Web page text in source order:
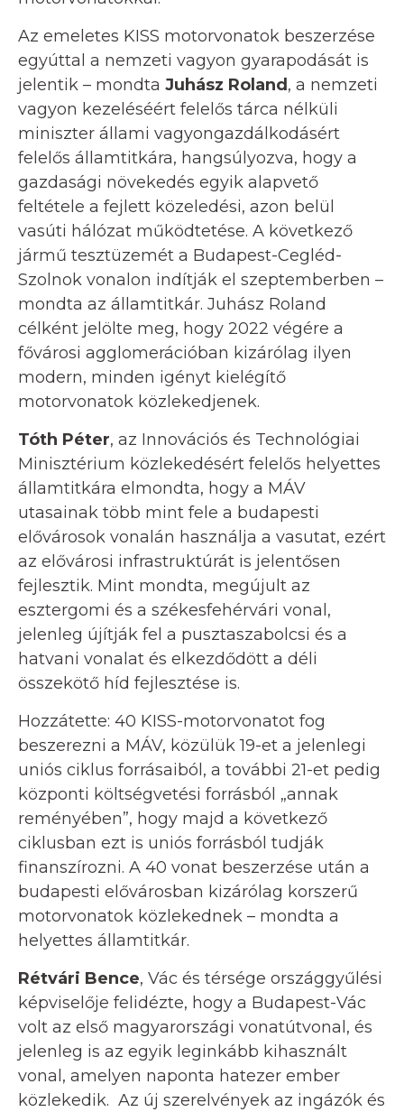
Az emeletes KISS motorvonatok beszerzése
egyúttal a nemzeti vagyon gyarapodását is
jelentik – mondta Juhász Roland , a nemzeti
vagyon kezeléséért felelős tárca nélküli
miniszter állami vagyongazdálkodásért
felelős államtitkára, hangsúlyozva, hogy a
gazdasági növekedés egyik alapvető
feltétele a fejlett közeledési, azon belül
vasúti hálózat működtetése. A következő
jármű tesztüzemét a Budapest-Cegléd-
Szolnok vonalon indítják el szeptemberben –
mondta az államtitkár. Juhász Roland
célként jelölte meg, hogy 2022 végére a
fővárosi agglomerációban kizárólag ilyen
modern, minden igényt kielégítő
motorvonatok közlekedjenek.
Tóth Péter, az Innovációs és Technológiai
Minisztérium közlekedésért felelős helyettes
államtitkára elmondta, hogy a MÁV
utasainak több mint fele a budapesti
elővárosok vonalán használja a vasutat, ezért
az elővárosi infrastruktúrát is jelentősen
fejlesztik. Mint mondta, megújult az
esztergomi és a székesfehérvári vonal,
jelenleg újítják fel a pusztaszabolcsi és a
hatvani vonalat és elkezdődött a déli
összekötő híd fejlesztése is.
Hozzátette: 40 KISS-motorvonatot fog
beszerezni a MÁV, közülük 19-et a jelenlegi
uniós ciklus forrásaiból, a további 21-et pedig
központi költségvetési forrásból „annak
reményében”, hogy majd a következő
ciklusban ezt is uniós forrásból tudják
finanszírozni. A 40 vonat beszerzése után a
budapesti elővárosban kizárólag korszerű
motorvonatok közlekednek – mondta a
helyettes államtitkár.
Rétvári Bence, Vác és térsége országgyűlési
képviselője felidézte, hogy a Budapest-Vác
volt az első magyarországi vonatútvonal, és
jelenleg is az egyik leginkább kihasznált
vonal, amelyen naponta hatezer ember
közlekedik. Az új szerelvények az ingázók és